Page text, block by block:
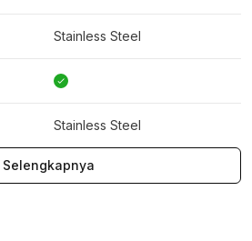
Stainless Steel
Stainless Steel
Selengkapnya